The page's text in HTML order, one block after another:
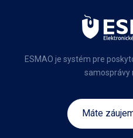
ESMAO je systém pre
samosprávy
Máte